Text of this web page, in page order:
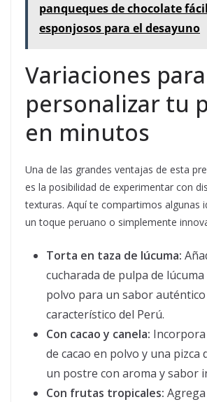
panqueques de chocolate
esponjosos para el desayuno
Variaciones para
personalizar tu
en minutos
Una de las grandes ventajas de esta
es la posibilidad de experimentar con
texturas. Aquí te compartimos algunas
un toque peruano o simplemente
Torta en taza de lúcuma:
cucharada de pulpa de
polvo para un sabor auténtico
característico del Perú.
Con cacao y canela:
de cacao en polvo y una pizca
un postre con aroma y sabor
Con frutas tropicales: